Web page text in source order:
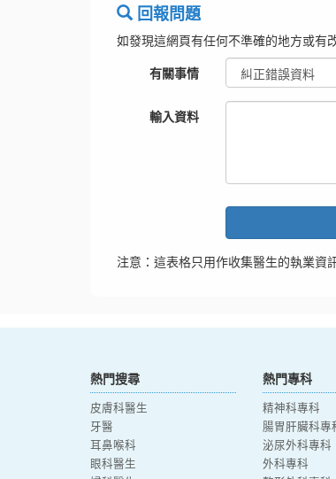
回報問題
如發現這網頁有任何不準確的地方或有
有關事情
輸入資料
注意：這表格只用作收集醫生的執業資
熱門搜尋
皮膚科醫生
牙醫
耳鼻喉科
眼科醫生
熱門專科
精神科專科
腸胃肝臟科專
泌尿外科專科
外科專科